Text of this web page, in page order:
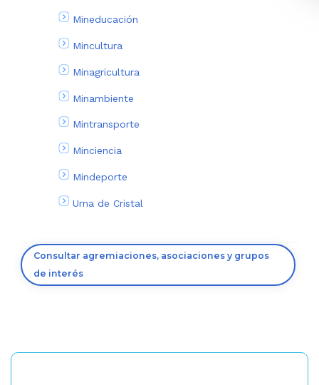
Mineducación
Mincultura
Minagricultura
Minambiente
Mintransporte
Minciencia
Mindeporte
Urna de Cristal
Consultar agremiaciones, asociaciones y grupos
de interés